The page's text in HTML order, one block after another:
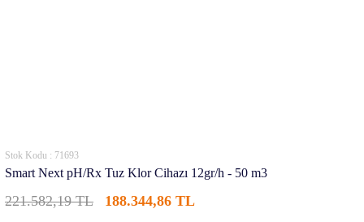
Stok Kodu : 71693
Smart Next pH/Rx Tuz Klor Cihazı 12gr/h - 50 m3
221.582,19 TL 188.344,86 TL